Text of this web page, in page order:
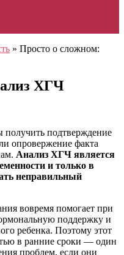
» Просто о сложном:
ХГЧ
получить подтверждение
опровержение факта
Анализ ХГЧ является
и только в
неправильный
вовремя помогает при
поддержку и
ребенка. Поэтому этот
в ранние сроки — один
проблем, если они